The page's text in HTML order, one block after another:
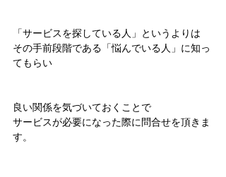
「サービスを探している人」というよりは
その手前段階である「悩んでいる人」に知っ
てもらい
良い関係を気づいておくことで
サービスが必要になった際に問合せを頂きま
す。